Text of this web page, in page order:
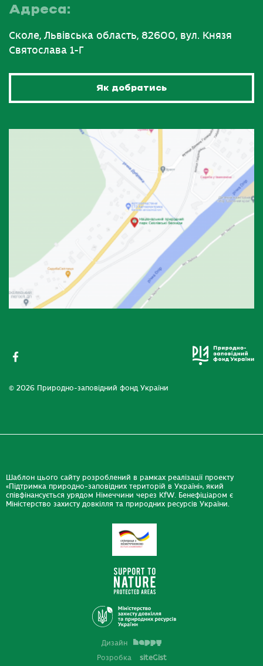
Адреса:
Сколе, Львівська область, 82600, вул. Князя
Святослава 1-Г
Як добратись
© 2026 Природно-заповідний фонд України
Шаблон цього сайту розроблений в рамках реалізації проекту
«Підтримка природно-заповідних територій в Україні», який
співфінансується урядом Німеччини через KfW. Бенефіціаром є
Міністерство захисту довкілля та природних ресурсів України.
Дизайн
Розробка
siteGist